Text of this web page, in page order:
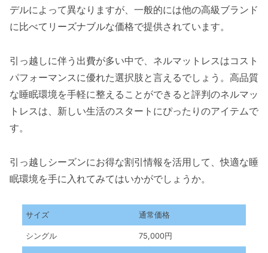
デルによって異なりますが、一般的には他の高級ブランド
に比べてリーズナブルな価格で提供されています。
引っ越しに伴う出費が多い中で、ネルマットレスはコスト
パフォーマンスに優れた選択肢と言えるでしょう。高品質
な睡眠環境を手軽に整えることができると評判のネルマッ
トレスは、新しい生活のスタートにぴったりのアイテムで
す。
引っ越しシーズンにお得な割引情報を活用して、快適な睡
眠環境を手に入れてみてはいかがでしょうか。
サイズ 通常価格
シングル 75,000円